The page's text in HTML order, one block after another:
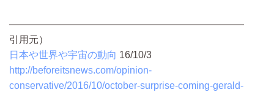
――――――――――――――――――――――――
引用元）
日本や世界や宇宙の動向 16/10/3
http://beforeitsnews.com/opinion-
conservative/2016/10/october-surprise-coming-gerald-